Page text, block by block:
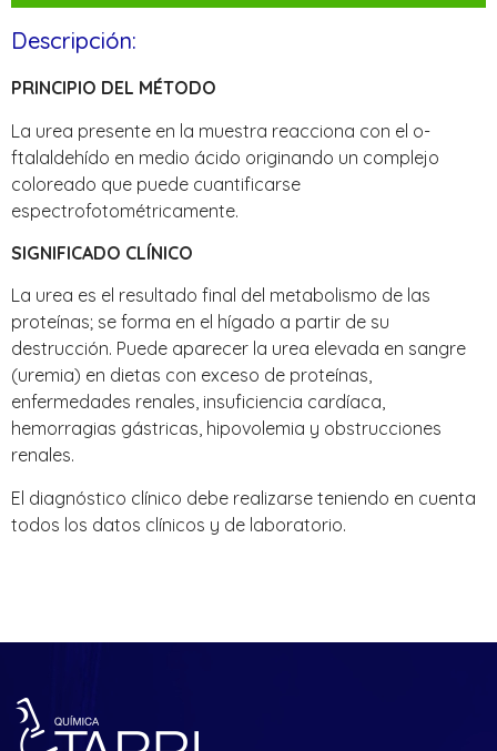
Descripción:
PRINCIPIO DEL MÉTODO
La urea presente en la muestra reacciona con el o-
ftalaldehído en medio ácido originando un complejo
coloreado que puede cuantificarse
espectrofotométricamente.
SIGNIFICADO CLÍNICO
La urea es el resultado final del metabolismo de las
proteínas; se forma en el hígado a partir de su
destrucción. Puede aparecer la urea elevada en sangre
(uremia) en dietas con exceso de proteínas,
enfermedades renales, insuficiencia cardíaca,
hemorragias gástricas, hipovolemia y obstrucciones
renales.
El diagnóstico clínico debe realizarse teniendo en cuenta
todos los datos clínicos y de laboratorio.